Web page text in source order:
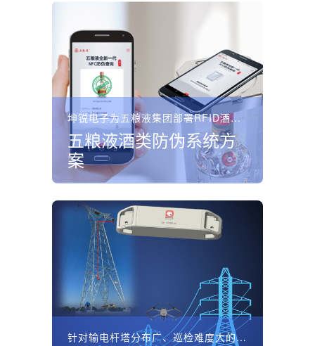
坤锐电子为五粮液集团部署RFID酒类防伪溯源系统，采用“...
五粮液酒类防伪系统方
案
针对输电杆塔分布广、巡检难度大的问题，坤锐电子部署基于Q...